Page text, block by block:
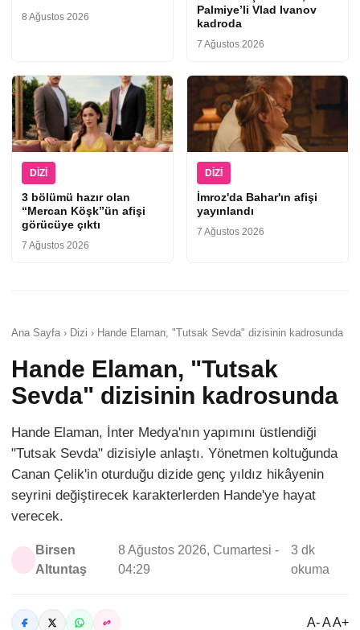
8 Ağustos 2026
Palmiye’li Vlad Ivanov
kadroda
7 Ağustos 2026
DIZI
3 bölümü hazır olan
“Mercan Köşk”ün afişi
görücüye çıktı
7 Ağustos 2026
DIZI
İmroz'da Bahar'ın afişi
yayınlandı
7 Ağustos 2026
Ana Sayfa › Dizi › Hande Elaman, "Tutsak Sevda" dizisinin kadrosunda
Hande Elaman, "Tutsak
Sevda" dizisinin kadrosunda
Hande Elaman, İnter Medya'nın yapımını üstlendiği
"Tutsak Sevda" dizisiyle anlaştı. Yönetmen koltuğunda
Canan Çelik'in oturduğu dizide genç yıldız hikâyenin
seyrini değiştirecek karakterlerden Hande'ye hayat
verecek.
Birsen
Altuntaş
8 Ağustos 2026, Cumartesi -
04:29
3 dk
okuma
A- A A+